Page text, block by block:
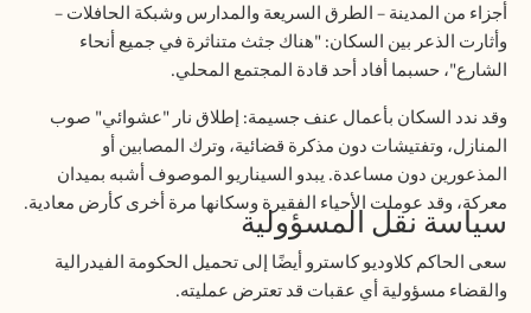
أجزاء من المدينة – الطرق السريعة والمدارس وشبكة الحافلات –
وأثارت الذعر بين السكان: "هناك جثث متناثرة في جميع أنحاء
الشارع"، حسبما أفاد أحد قادة المجتمع المحلي.
وقد ندد السكان بأعمال عنف جسيمة: إطلاق نار "عشوائي" صوب
المنازل، وتفتيشات دون مذكرة قضائية، وترك المصابين أو
المذعورين دون مساعدة. يبدو السيناريو الموصوف أشبه بميدان
معركة، وقد عوملت الأحياء الفقيرة وسكانها مرة أخرى كأرض معادية. سياسة نقل المسؤولية
سعى الحاكم كلاوديو كاسترو أيضًا إلى تحميل الحكومة الفيدرالية
والقضاء مسؤولية أي عقبات قد تعترض عمليته.